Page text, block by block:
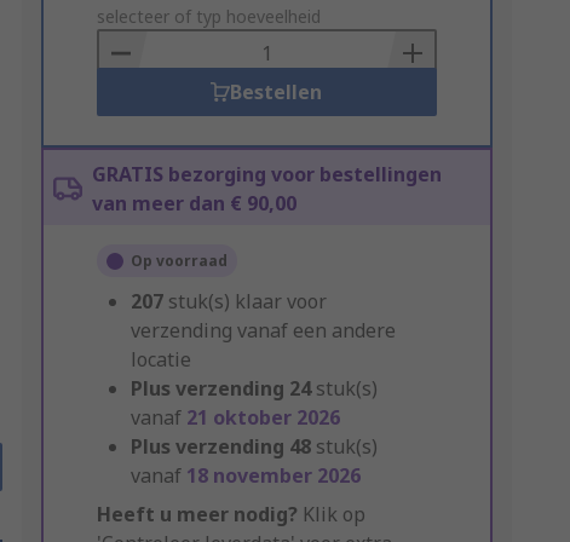
to
Basket
selecteer of typ hoeveelheid
Bestellen
GRATIS bezorging voor bestellingen
van meer dan € 90,00
Op voorraad
207 stuk(s) klaar voor
verzending vanaf een andere
locatie
Plus verzending 24stuk(s)
vanaf 21 oktober 2026
Plus verzending 48 stuk(s)
vanaf 18 november 2026
Heeft u meer nodig? Klik op